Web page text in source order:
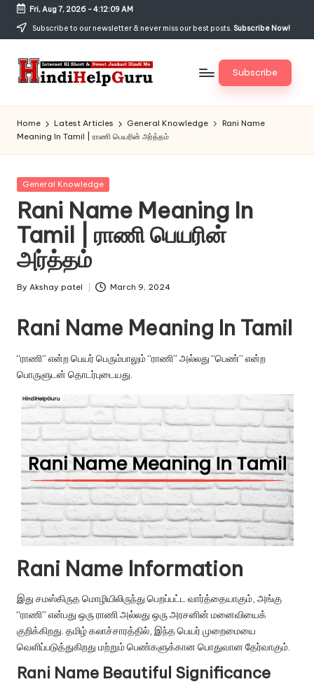
Skip
content
Fri, Aug 7, 2026-4:12:09 AM
Subscribe to our newsletter & never miss our best posts. Subscribe Now!
H
in
di
H
el
p
G
u
r
u.
o
m
Jankari
Hindi
me
Subscribe
Home Latest Articles General Knowledge
Rani Name
Meaning In Tamil | ராணி பெயரின் அர்த்தம்
Posted
General Knowledge
Rani Name Meaning In
Tamil | ராணி பெயரின்
அர்த்தம்
Posted
By Akshay patel March 9, 2024
Rani Name Meaning In Tamil
“ராணி” என்ற பெயர் பெரும்பாலும் “ராணி” அல்லது “பெண்” என்ற
பொருளுடன் தொடர்புடையது.
Rani Name Information
இது சமஸ்கிருத மொழியிலிருந்து பெறப்பட்ட வார்த்தையாகும், அங்கு
“ராணி” என்பது ஒரு ராணி அல்லது ஒரு அரசனின் மனைவியைக்
குறிக்கிறது. தமிழ் கலாச்சாரத்தில், இந்த பெயர் முறைமையை
வெளிப்படுத்துகிறது மற்றும் பெண்களுக்கான பொதுவான தேர்வாகும்.
Rani Name Beautiful Significance